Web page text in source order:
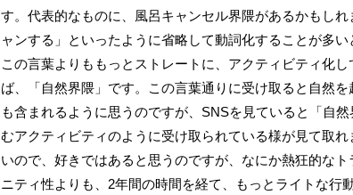
す。代表的なものに、風呂キャンセル界隈があるかもし
ャンする」といったように省略して動詞化することが多い
この言葉よりももっとストレートに、アクティビティ化
ば、「自然界隈」です。この言葉通りに受け取ると自然
も含まれるように思うのですが、SNSを見ていると「自
むアクティビティのように受け取られている様が見て取
いので、好きではあると思うのですが、なにか熱狂的な
ニティ性よりも、2年間の時間を経て、もっとライトな行